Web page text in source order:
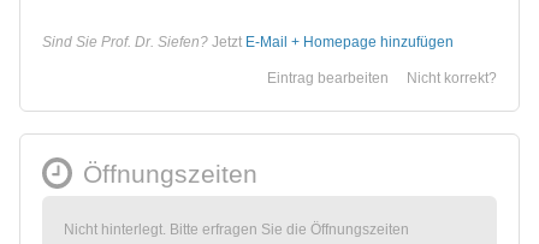
Sind Sie Prof. Dr. Siefen? Jetzt E-Mail + Homepage hinzufügen
Nicht korrekt?
Eintrag bearbeiten
Öffnungszeiten
Nicht hinterlegt. Bitte erfragen Sie die Öffnungszeiten